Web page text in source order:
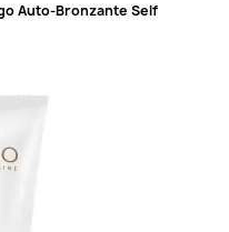
Auto-Bronzante Self